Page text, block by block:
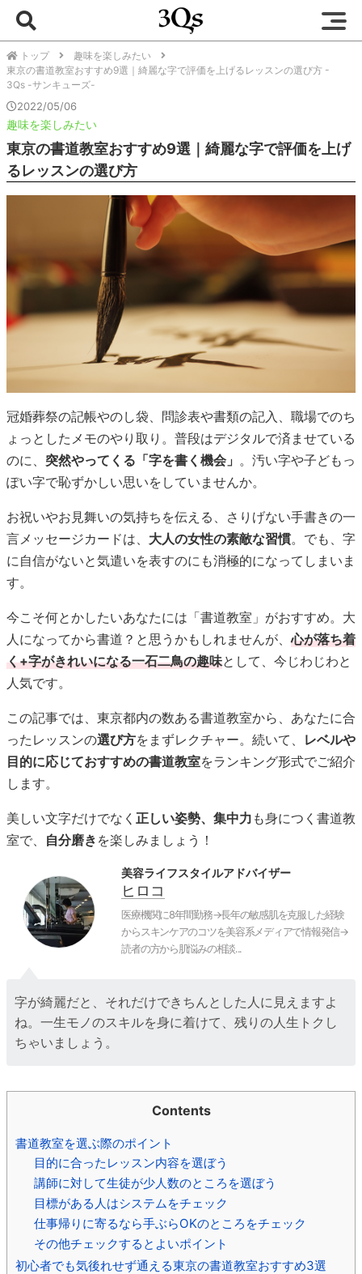
トップ
趣味を楽しみたい
東京の書道教室おすすめ9選｜綺麗な字で評価を上げるレッスンの選び方 -
3Qs -サンキューズ-
2022/05/06
趣味を楽しみたい
東京の書道教室おすすめ9選｜綺麗な字で評価を上げ
るレッスンの選び方
冠婚葬祭の記帳やのし袋、問診表や書類の記入、職場でのち
ょっとしたメモのやり取り。普段はデジタルで済ませている
のに、 突然やってくる「字を書く機会」 。汚い字や子どもっ
ぽい字で恥ずかしい思いをしていませんか。
お祝いやお見舞いの気持ちを伝える、さりげない手書きの一
言メッセージカードは、 大人の女性の素敵な習慣。でも、字
に自信がないと気遣いを表すのにも消極的になってしまいま
す。
今こそ何とかしたいあなたには「書道教室」がおすすめ。大
人になってから書道？と思うかもしれませんが、心が落ち着
く+字がきれいになる一石二鳥の趣味として、今じわじわと
人気です。
この記事では、東京都内の数ある書道教室から、あなたに合
ったレッスンの選び方をまずレクチャー。続いて、 レベルや
目的に応じておすすめの書道教室をランキング形式でご紹介
します。
美しい文字だけでなく 正しい姿勢、集中力 も身につく書道教
室で、 自分磨き を楽しみましょう！
美容ライフスタイルアドバイザー
ヒロコ
医療機関に8年間勤務→長年の敏感肌を克服した経験
からスキンケアのコツを美容系メディアで情報発信→
読者の方から肌悩みの相談...
字が綺麗だと、それだけできちんとした人に見えますよ
ね。一生モノのスキルを身に着けて、残りの人生トクし
ちゃいましょう。
Contents
書道教室を選ぶ際のポイント
目的に合ったレッスン内容を選ぼう
講師に対して生徒が少人数のところを選ぼう
目標がある人はシステムをチェック
仕事帰りに寄るなら手ぶらOKのところをチェック
その他チェックするとよいポイント
初心者でも気後れせず通える東京の書道教室おすすめ3選